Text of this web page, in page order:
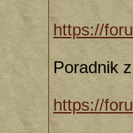
https://
Poradnik
https://